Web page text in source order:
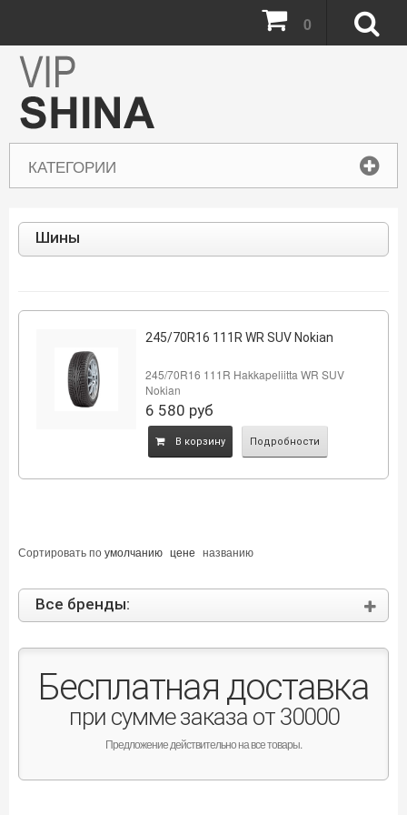
КАТЕГОРИИ
0
Шины
245/70R16 111R WR SUV Nokian
245/70R16 111R Hakkapeliitta WR SUV
Nokian
6 580 руб
B корзину Подробности
Сортировать поумолчанию цене названию
Все бренды:
Бесплатная доставка
при сумме заказа от 30000
Предложение действительно на все товары.